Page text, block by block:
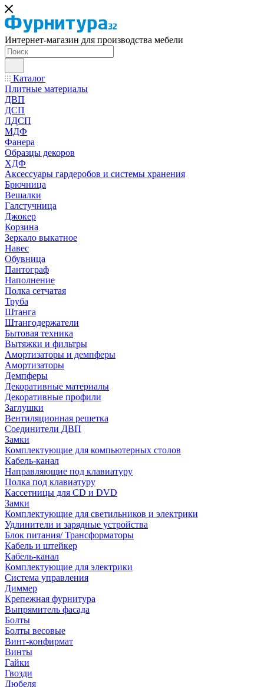
Интернет-магазин для производства мебели
Каталог
Плитные материалы
ДВП
ДСП
ЛДСП
МДФ
Фанера
Образцы декоров
ХДФ
Аксессуары гардеробов и системы хранения
Брючница
Вешалки
Галстучница
Джокер
Корзина
Зеркало выкатное
Навес
Обувница
Пантограф
Наполнение
Полка сетчатая
Труба
Штанга
Штангодержатели
Бытовая техника
Вытяжки и фильтры
Амортизаторы и демпферы
Амортизаторы
Демпферы
Декоративные материалы
Декоративные профили
Заглушки
Вентиляционная решетка
Соединители ДВП
Замки
Комплектующие для компьютерных столов
Кабель-канал
Направляющие под клавиатуру
Полка под клавиатуру
Кассетницы для CD и DVD
Замки
Комплектующие для светильников и электрики
Удлинители и зарядные устройства
Блок питания/ Трансформаторы
Кабель и штейкер
Кабель-канал
Комплектующие для электрики
Система управления
Диммер
Крепежная фурнитура
Выпрямитель фасада
Болты
Болты весовые
Винт-конфирмат
Винты
Гайки
Гвозди
Дюбеля